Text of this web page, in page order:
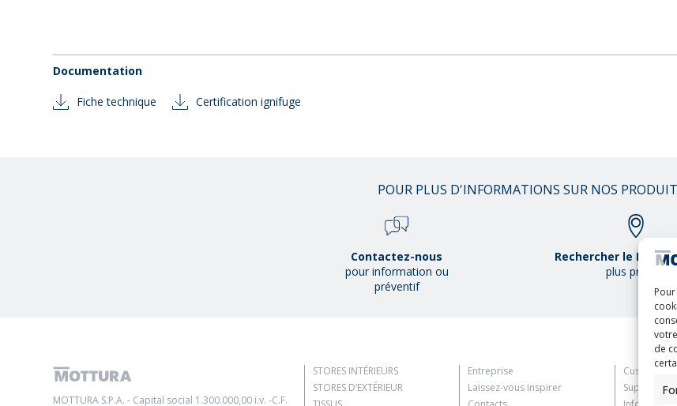
de
Documentation
Fiche technique Certification ignifuge
POUR PLUS D'INFORMATIONS SUR NOS
Contactez-nous
pour information ou
préventif
Rechercher le
plus proche
MOTTURA S.P.A. - Capital social 1.300.000,00 i.v. -C.F.
STORES INTÉRIEURS
STORES D’EXTÉRIEUR
Entreprise
Laissez-vous inspirer
Customer
Supplier